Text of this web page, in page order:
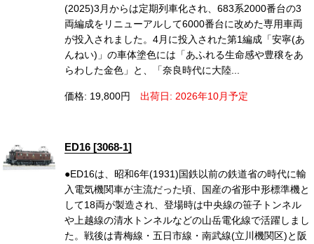
(2025)3月からは定期列車化され、683系2000番台の3
両編成をリニューアルして6000番台に改めた専用車両
が投入されました。4月に投入された第1編成「安寧(あ
んねい)」の車体塗色には「あふれる生命感や豊穣をあ
らわした金色」と、「奈良時代に大陸...
価格: 19,800円 出荷日: 2026年10月予定
ED16 [3068-1]
●ED16は、昭和6年(1931)国鉄以前の鉄道省の時代に輸
入電気機関車が主流だった頃、国産の省形中形標準機と
して18両が製造され、登場時は中央線の笹子トンネル
や上越線の清水トンネルなどの山岳電化線で活躍しまし
た。戦後は青梅線・五日市線・南武線(立川機関区)と阪